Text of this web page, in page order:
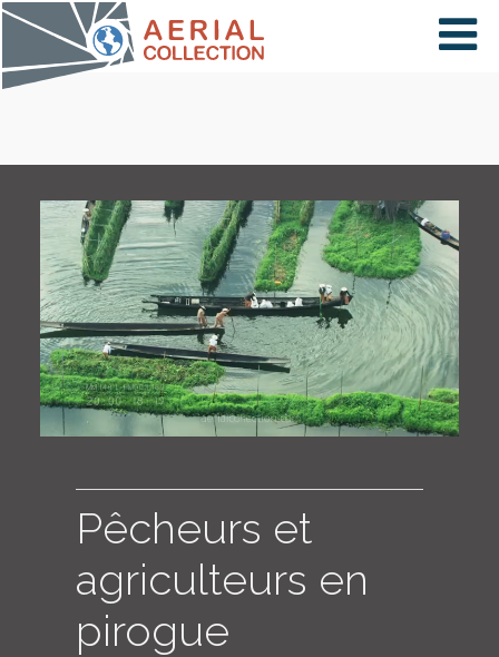
×
PAYS
CARTE
COLLECTIONS
ENGLISH
Pêcheurs et
agriculteurs en
pirogue